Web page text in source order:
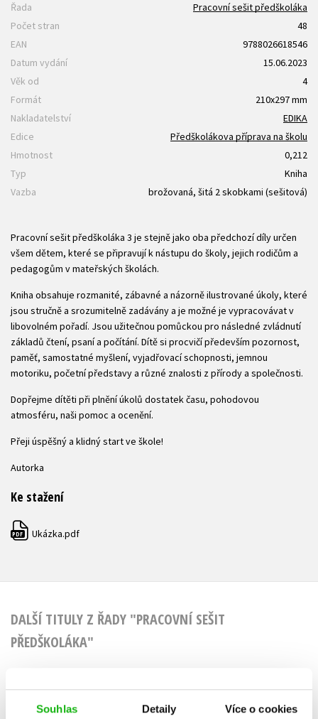
Souhlas Detaily Více o cookies
Řada
Pracovní sešit předškoláka
Počet stran
48
EAN
9788026618546
Datum vydání
15.06.2023
Věk od
4
Formát
210x297 mm
Nakladatelství
EDIKA
Edice
Předškolákova příprava na školu
Hmotnost
0,212
Typ
Kniha
Vazba
brožovaná, šitá 2 skobkami (sešitová)
Pracovní sešit předškoláka 3 je stejně jako oba předchozí díly určen
všem dětem, které se připravují k nástupu do školy, jejich rodičům a
pedagogům v mateřských školách.
Kniha obsahuje rozmanité, zábavné a názorně ilustrované úkoly, které
jsou stručně a srozumitelně zadávány a je možné je vypracovávat v
libovolném pořadí. Jsou užitečnou pomůckou pro následné zvládnutí
základů čtení, psaní a počítání. Dítě si procvičí především pozornost,
paměť, samostatné myšlení, vyjadřovací schopnosti, jemnou
motoriku, početní představy a různé znalosti z přírody a společnosti.
Dopřejme dítěti při plnění úkolů dostatek času, pohodovou
atmosféru, naši pomoc a ocenění.
Přeji úspěšný a klidný start ve škole!
Autorka
Ke stažení
PDF Ukázka.pdf
DALŠÍ TITULY Z ŘADY "PRACOVNÍ SEŠIT
PŘEDŠKOLÁKA"